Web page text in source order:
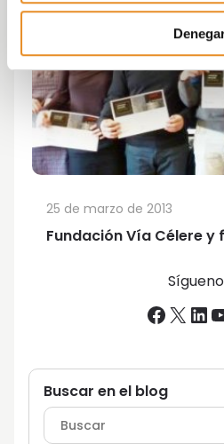
Fundación Vía Célere y
25 de marzo de 2013
X
Buscar en el blog